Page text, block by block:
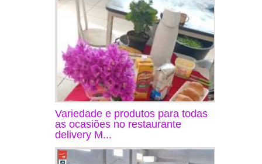
Variedade e produtos para todas
as ocasiões no restaurante
delivery M...